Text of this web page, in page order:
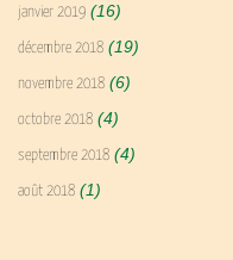
janvier 2019 (16)
décembre 2018 (19)
novembre 2018 (6)
octobre 2018 (4)
septembre 2018 (4)
août 2018 (1)